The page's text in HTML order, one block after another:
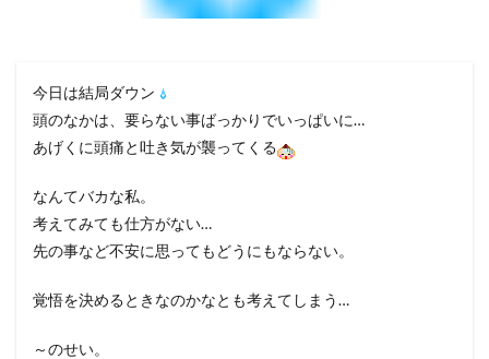
今日は結局ダウン
頭のなかは、要らない事ばっかりでいっぱいに…
あげくに頭痛と吐き気が襲ってくる
なんてバカな私。
考えてみても仕方がない…
先の事など不安に思ってもどうにもならない。
覚悟を決めるときなのかなとも考えてしまう…
～のせい。